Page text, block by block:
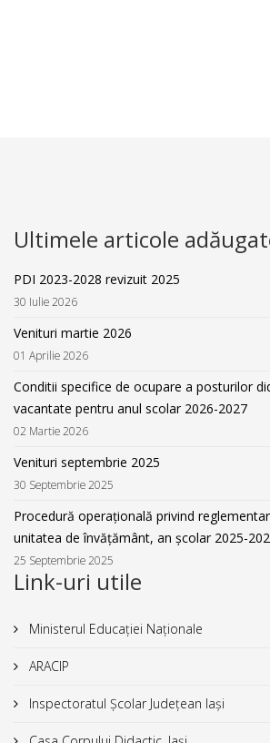
Ultimele articole
PDI 2023-2028 revizuit 2025
30 Iulie 2026
Venituri martie 2026
01 Aprilie 2026
Conditii specifice de ocupare a posturilor
vacantate pentru anul scolar 2026-2027
02 Martie 2026
Venituri septembrie 2025
30 Septembrie 2025
Procedură operațională privind
unitatea de învățământ, an școlar 2025-
25 Septembrie 2025
Link-uri utile
Ministerul Educației Naționale
ARACIP
Inspectoratul Școlar Județean Iași